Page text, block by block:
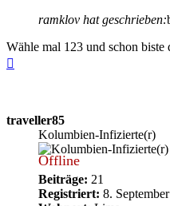
ramklov hat geschrieben:
Wähle mal 123 und schon biste
traveller85
Kolumbien-Infizierte(r)
Offline
Beiträge: 21
Registriert: 8.